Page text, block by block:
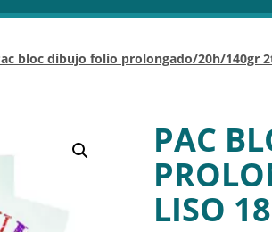
pac bloc dibujo folio prolongado/20h/140gr
PAC
LISO